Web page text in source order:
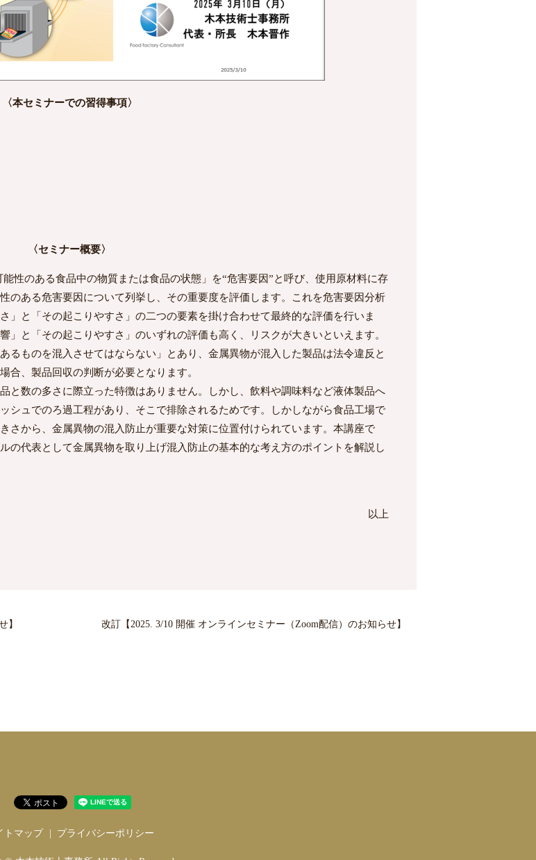
〈本セミナーでの習得事項〉
〈セミナー概要〉
性のある食品中の物質または食品の状態」を“危害要因”と呼び、使用原材料に存
のある危害要因について列挙し、その重要度を評価します。これを危害要因分析
」と「その起こりやすさ」の二つの要素を掛け合わせて最終的な評価を行いま
」と「その起こりやすさ」のいずれの評価も高く、リスクが大きいといえます。
ものを混入させてはならない」とあり、金属異物が混入した製品は法令違反と
合、製品回収の判断が必要となります。
と数の多さに際立った特徴はありません。しかし、飲料や調味料など液体製品へ
シュでのろ過工程があり、そこで排除されるためです。しかしながら食品工場で
さから、金属異物の混入防止が重要な対策に位置付けられています。本講座で
の代表として金属異物を取り上げ混入防止の基本的な考え方のポイントを解説し
以上
】 改訂【2025. 3/10 開催 オンラインセミナー（Zoom配信）のお知らせ】
トマップ プライバシーポリシー